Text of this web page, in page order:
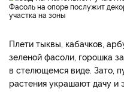
Фасоль на опоре послужит декоративной стеной для разделения
участка на зоны
Плети тыквы, кабачков,
зеленой фасоли, горошка
в стелющемся виде. Зато,
растения украшают дачу и